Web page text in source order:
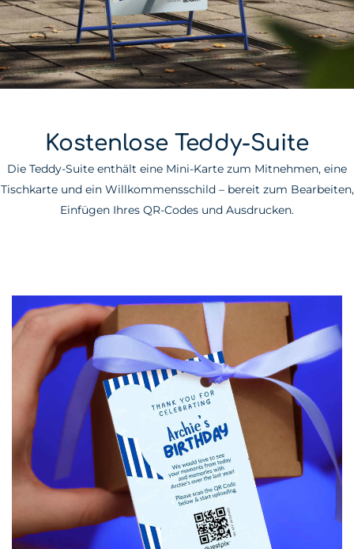
Kostenlose Teddy-Suite
Die Teddy-Suite enthält eine Mini-Karte zum Mitnehmen, eine
Tischkarte und ein Willkommensschild – bereit zum Bearbeiten,
Einfügen Ihres QR-Codes und Ausdrucken.